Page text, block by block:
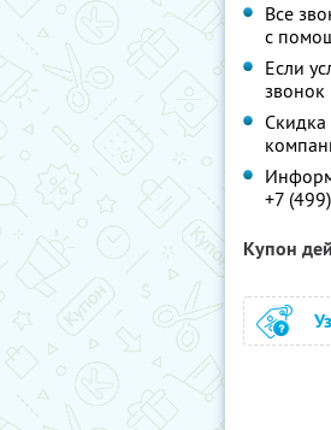
Все
с
Если
+7
Купон